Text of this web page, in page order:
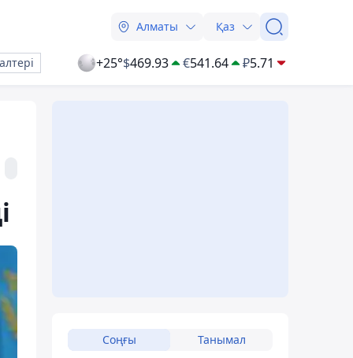
Алматы Қаз
+25°$469.93 €541.64 ₽5.71
Соңғы Танымал